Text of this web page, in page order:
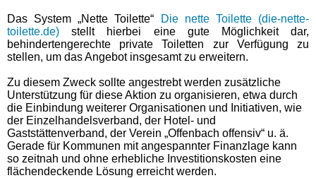
Das System „Nette Toilette“
Die nette Toilette (die-nette-
toilette.de)
stellt hierbei eine gute Möglichkeit dar,
behindertengerechte private Toiletten zur Verfügung zu
stellen, um das Angebot insgesamt zu erweitern.
Zu diesem Zweck sollte angestrebt werden zusätzliche
Unterstützung für diese Aktion zu organisieren, etwa durch
die Einbindung weiterer Organisationen und Initiativen, wie
der Einzelhandelsverband, der Hotel- und
Gaststättenverband, der Verein „Offenbach offensiv“ u. ä.
Gerade für Kommunen mit angespannter Finanzlage kann
so zeitnah und ohne erhebliche Investitionskosten eine
flächendeckende Lösung erreicht werden.